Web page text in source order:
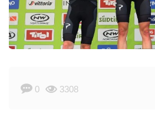
0 3308